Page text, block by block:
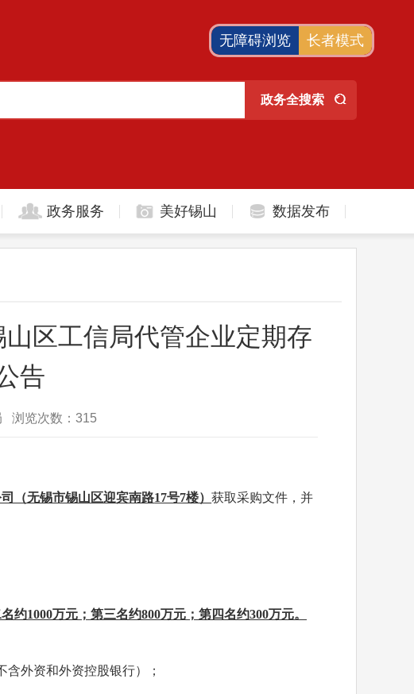
政务服务 美好锡山 数据发布
区工信局代管企业定期存
告
浏览次数： 315
（无锡市锡山区迎宾南路17号7楼）获取采购文件，并
约1000万元；第三名约800万元；第四名约300万元。
外资和外资控股银行）；
无障碍浏览 长者模式